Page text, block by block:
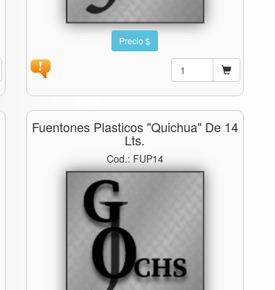
Precio $
Fuentones Plasticos "quichua" De 14
Lts.
Cod.: FUP14